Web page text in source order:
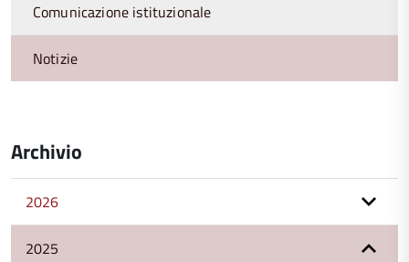
Comunicazione istituzionale
Notizie
Archivio
2026
2025